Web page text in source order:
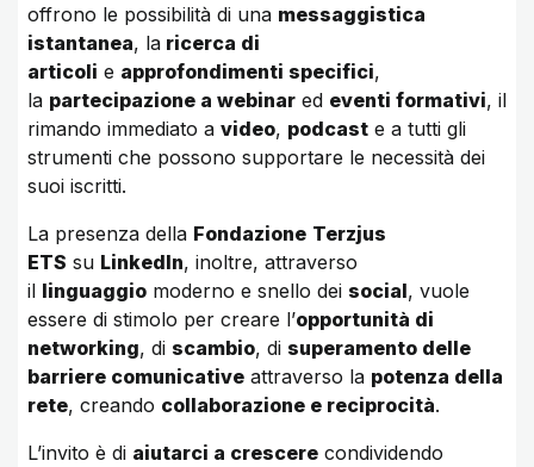
offrono le possibilità di una messaggistica
istantanea, la ricerca di
articoli e approfondimenti specifici,
la partecipazione a webinar ed eventi formativi, il
rimando immediato a video, podcast e a tutti gli
strumenti che possono supportare le necessità dei
suoi iscritti.
La presenza della Fondazione Terzjus
ETS su LinkedIn, inoltre, attraverso
il linguaggio moderno e snello dei social, vuole
essere di stimolo per creare l’opportunità di
networking, di scambio, di superamento delle
barriere comunicative attraverso la potenza della
rete, creando collaborazione e reciprocità.
L’invito è di aiutarci a crescere condividendo